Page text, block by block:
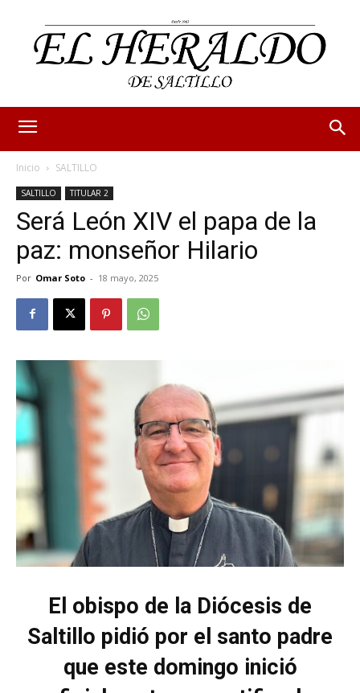
Inicio SALTILLO
SALTILLO TITULAR 2
Será León XIV el papa de la
paz: monseñor Hilario
Por Omar Soto - 18 mayo, 2025
El obispo de la Diócesis de
Saltillo pidió por el santo padre
que este domingo inició